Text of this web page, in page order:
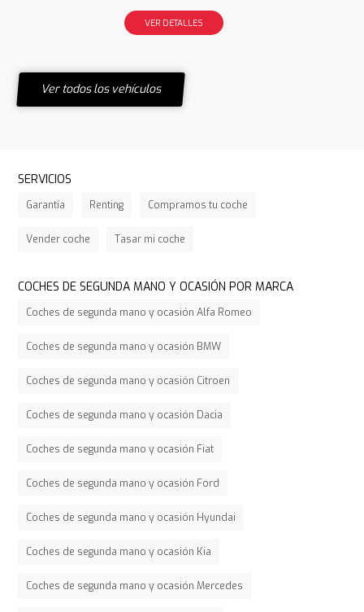
VER DETALLES
Ver todos los vehículos
SERVICIOS
Garantía Renting Compramos tu coche
Vender coche Tasar mi coche
COCHES DE SEGUNDA MANO Y OCASIÓN POR MARCA
Coches de segunda mano y ocasión Alfa Romeo
Coches de segunda mano y ocasión BMW
Coches de segunda mano y ocasión Citroen
Coches de segunda mano y ocasión Dacia
Coches de segunda mano y ocasión Fiat
Coches de segunda mano y ocasión Ford
Coches de segunda mano y ocasión Hyundai
Coches de segunda mano y ocasión Kia
Coches de segunda mano y ocasión Mercedes